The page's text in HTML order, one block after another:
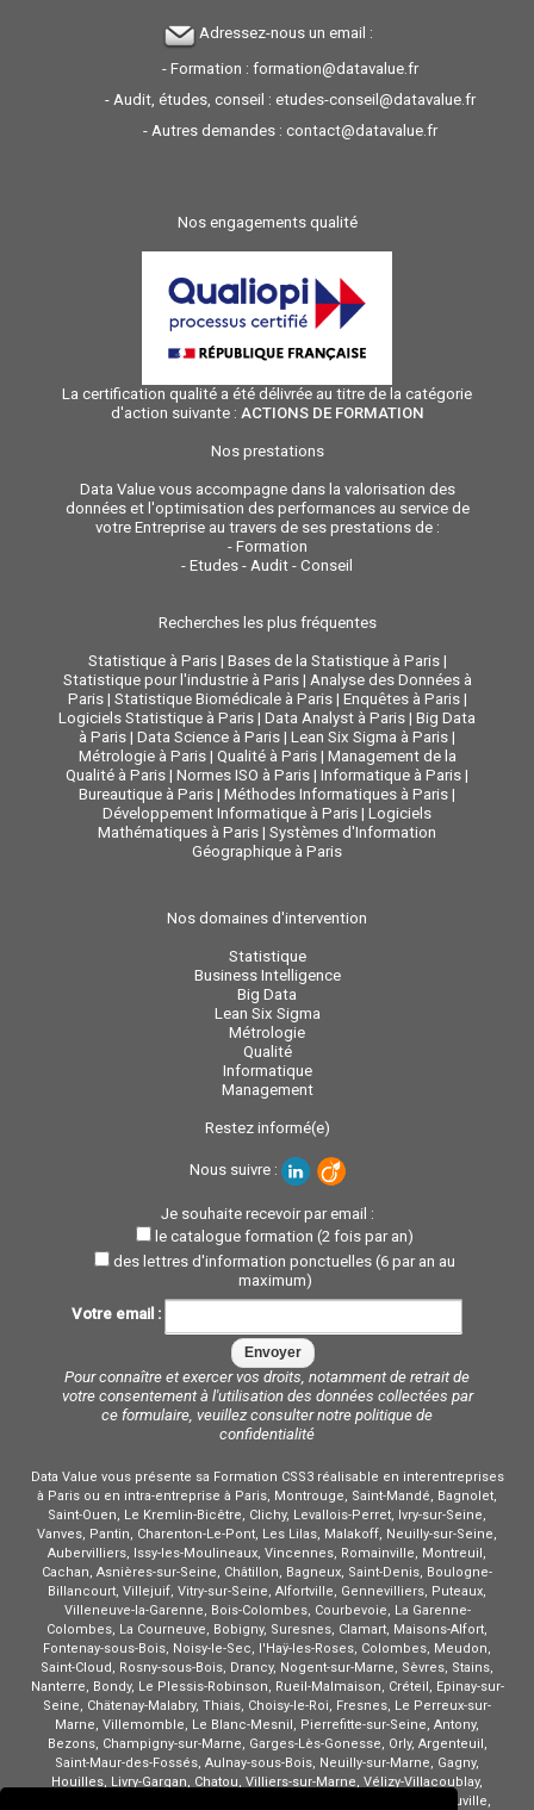
Adressez-nous un email :
- Formation : formation@datavalue.fr
- Audit, études, conseil : etudes-conseil@datavalue.fr
- Autres demandes : contact@datavalue.fr
Nos engagements qualité
La certification qualité a été délivrée au titre de la catégorie
d'action suivante : ACTIONS DE FORMATION
Nos prestations
Data Value vous accompagne dans la valorisation des
données et l'optimisation des performances au service de
votre Entreprise au travers de ses prestations de :
- Formation
- Etudes - Audit - Conseil
Recherches les plus fréquentes
Statistique à Paris| Bases de la Statistique à Paris|
Statistique pour l'industrie à Paris| Analyse des Données à
Paris| Statistique Biomédicale à Paris| Enquêtes à Paris|
Logiciels Statistique à Paris | Data Analyst à Paris | Big Data
à Paris | Data Science à Paris | Lean Six Sigma à Paris |
Métrologie à Paris| Qualité à Paris| Management de la
Qualité à Paris | Normes ISO à Paris | Informatique à Paris |
Bureautique à Paris | Méthodes Informatiques à Paris |
Développement Informatique à Paris | Logiciels
Mathématiques à Paris | Systèmes d'Information
Géographique à Paris
Nos domaines d'intervention
Statistique
Business Intelligence
Big Data
Lean Six Sigma
Métrologie
Qualité
Informatique
Management
Restez informé(e)
Nous suivre :
Je souhaite recevoir par email :
le catalogue formation (2 fois par an)
des lettres d'information ponctuelles (6 par an au
maximum)
Votre email :
Pour connaître et exercer vos droits, notamment de retrait de
votre consentement à l'utilisation des données collectées par
ce formulaire, veuillez consulter notre politique de
confidentialité
Data Value vous présente sa Formation CSS3 réalisable en interentreprises
à Paris ou en intra-entreprise à Paris, Montrouge, Saint-Mandé, Bagnolet,
Saint-Ouen, Le Kremlin-Bicêtre, Clichy, Levallois-Perret, Ivry-sur-Seine,
Vanves, Pantin, Charenton-Le-Pont, Les Lilas, Malakoff, Neuilly-sur-Seine,
Aubervilliers, Issy-les-Moulineaux, Vincennes, Romainville, Montreuil,
Cachan, Asnières-sur-Seine, Châtillon, Bagneux, Saint-Denis, Boulogne-
Billancourt, Villejuif, Vitry-sur-Seine, Alfortville, Gennevilliers, Puteaux,
Villeneuve-la-Garenne, Bois-Colombes, Courbevoie, La Garenne-
Colombes, La Courneuve, Bobigny, Suresnes, Clamart, Maisons-Alfort,
Fontenay-sous-Bois, Noisy-le-Sec, l'Haÿ-les-Roses, Colombes, Meudon,
Saint-Cloud, Rosny-sous-Bois, Drancy, Nogent-sur-Marne, Sèvres, Stains,
Nanterre, Bondy, Le Plessis-Robinson, Rueil-Malmaison, Créteil, Epinay-sur-
Seine, Chätenay-Malabry, Thiais, Choisy-le-Roi, Fresnes, Le Perreux-sur-
Marne, Villemomble, Le Blanc-Mesnil, Pierrefitte-sur-Seine, Antony,
Bezons, Champigny-sur-Marne, Garges-Lès-Gonesse, Orly, Argenteuil,
Saint-Maur-des-Fossés, Aulnay-sous-Bois, Neuilly-sur-Marne, Gagny,
Houilles, Livry-Gargan, Chatou, Villiers-sur-Marne, Vélizy-Villacoublay,
Massy, Clichy-sous-Bois, Noisy-le-Grand, Ermont, Sarcelles, Sartrouville,